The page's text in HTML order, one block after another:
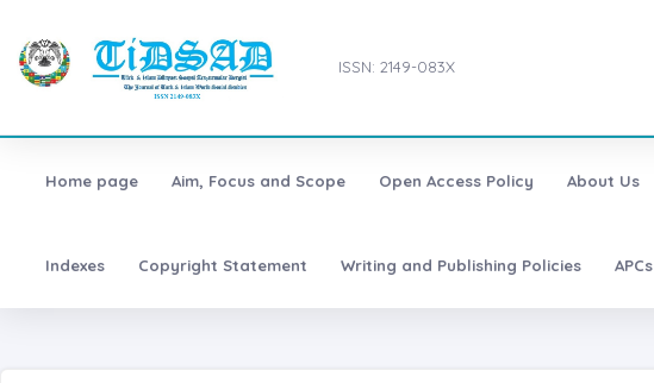
ISSN: 2149-083X
Home page Aim, Focus and Scope Open Access Policy About Us
Indexes Copyright Statement Writing and Publishing Policies APCs